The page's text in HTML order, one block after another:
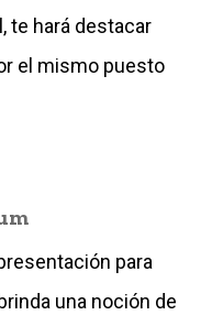
te hará destacar
el mismo puesto
para
una noción de